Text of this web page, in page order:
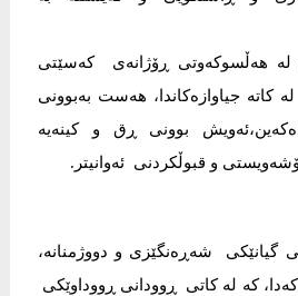
له‌ هه‌ڵسوكه‌وتی‌ ڕۆژانه‌ی‌ كه‌سێتی‌
كاته‌ جیاوازه‌كاندا، هه‌ست به‌بوونی‌
بوونی‌ ڕق و كینه‌یه‌
و قبوڵكردنی‌ ئه‌وانیتر.
گیانێكی‌ شه‌ڕه‌نگێزی‌ و دووژمنانه‌،
كه‌ له‌ كاتی‌ ڕوودانی‌ ڕووداوێكی‌